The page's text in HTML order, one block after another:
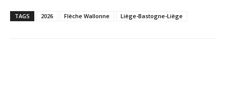
TAGS 2026 Flèche Wallonne Liège-Bastogne-Liège